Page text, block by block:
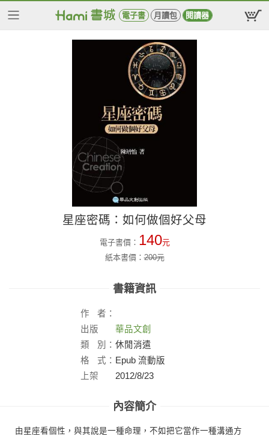
電子書 月讀包 閱讀器
星座密碼：如何做個好父母
電子書價： 140元
紙本書價：200元
書籍資訊
作
者：
出版
社：
華品文創
類
別： 休閒消遣
格
式： Epub 流動版
上架
2012/8/23
內容簡介
由星座看個性，與其說是一種命理，不如把它當作一種溝通方